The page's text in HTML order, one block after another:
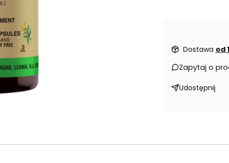
Dostawa od
Zapytaj o
Udostępnij